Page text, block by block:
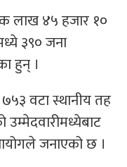
लाख ४५ हजार १०
३९० जना
हुन् ।
वटा स्थानीय तह
जनाएको छ ।